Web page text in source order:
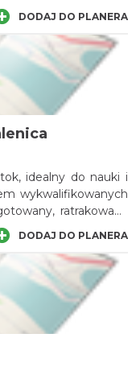
DODAJ DO PLANERA
idealny do nauki i
wykwalifikowanych
ratrakowany
na szczyt którego
DODAJ DO PLANERA